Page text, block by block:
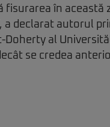
fisurarea în această
a declarat autorul
Doherty al
se credea